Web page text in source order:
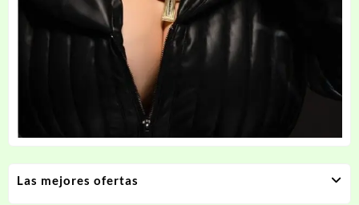
Las mejores ofertas